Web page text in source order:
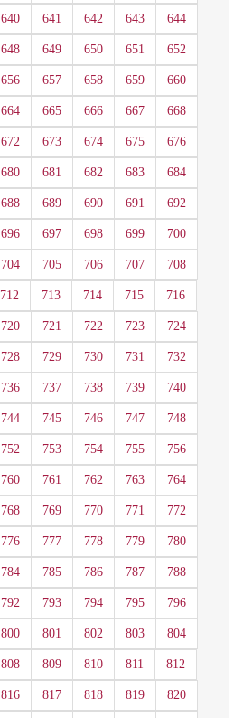
640 641 642 643 644
648 649 650 651 652
656 657 658 659 660
664 665 666 667 668
672 673 674 675 676
680 681 682 683 684
688 689 690 691 692
696 697 698 699 700
704 705 706 707 708
712 713 714 715 716
720 721 722 723 724
728 729 730 731 732
736 737 738 739 740
744 745 746 747 748
752 753 754 755 756
760 761 762 763 764
768 769 770 771 772
776 777 778 779 780
784 785 786 787 788
792 793 794 795 796
800 801 802 803 804
808 809 810 811 812
816 817 818 819 820